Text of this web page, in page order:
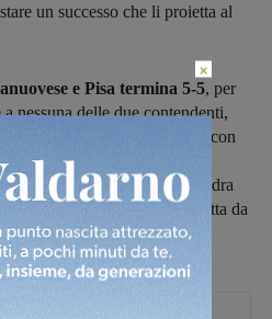
un successo che li proietta al
e Pisa termina 5-5, per
nessuna delle due contendenti,
(che hanno colpito con
Bertocci)non sono riusciti a
campo
ed a battere la squadra
passare dai play-out resta tutta da
×